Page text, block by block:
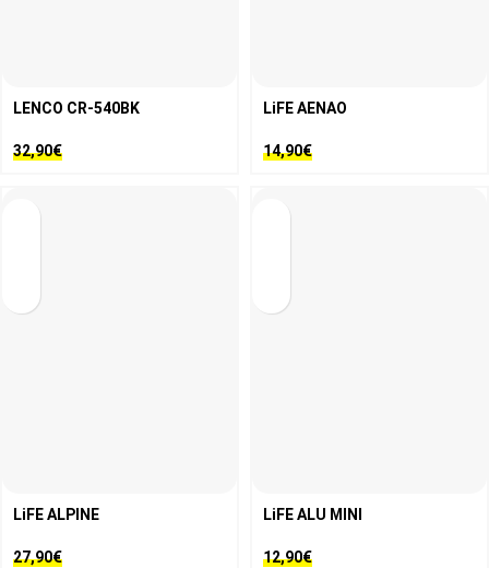
LENCO CR-540BK
32,90€
LiFE AENAO
14,90€
LiFE ALPINE
27,90€
LiFE ALU MINI
12,90€